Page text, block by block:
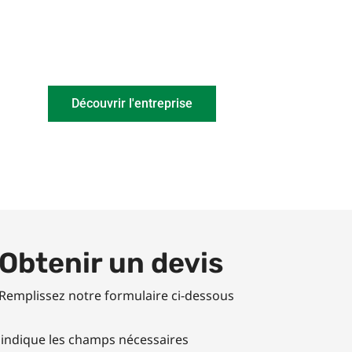
Découvrir l'entreprise
Obtenir un devis
Remplissez notre formulaire ci-dessous
les champs nécessaires